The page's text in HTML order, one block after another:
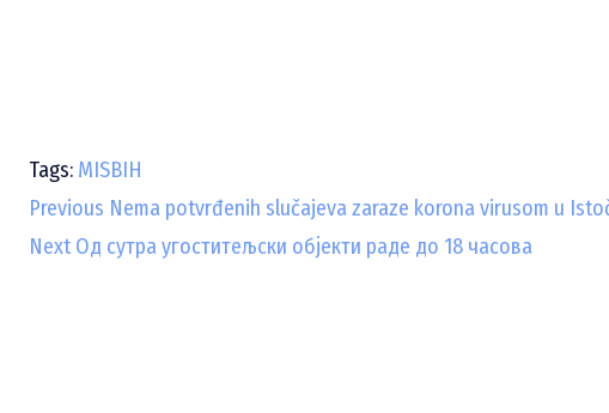
Tags: MISBIH
C
o
Previous Nema potvrđenih slučajeva zaraze korona virusom u
NextОд сутра угоститељски објекти раде до 18 часова